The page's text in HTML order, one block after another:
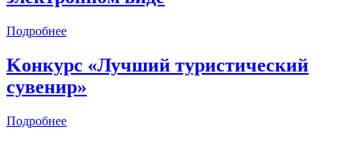
Подробнее
Kонкурс «Лучший туристический
сувенир»
Подробнее